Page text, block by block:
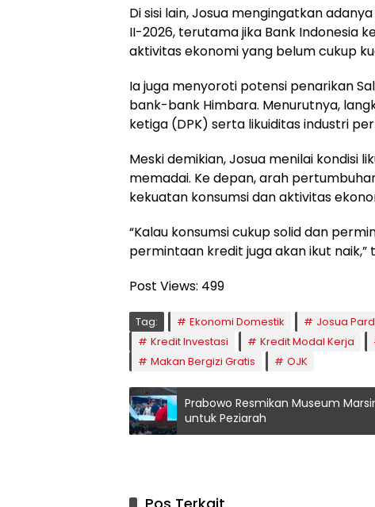
Di sisi lain, Josua mengingatkan
II-2026, terutama jika Bank Indonesia
aktivitas ekonomi yang belum cukup
Ia juga menyoroti potensi penarikan
bank-bank Himbara. Menurutnya,
ketiga (DPK) serta likuiditas industri
Meski demikian, Josua menilai kondisi
memadai. Ke depan, arah
kekuatan konsumsi dan aktivitas
“Kalau konsumsi cukup solid dan
permintaan kredit juga akan ikut naik,”
Post Views: 499
Tag: Ekonomi Domestik Josua
Kredit Investasi
Kredit Modal Kerja
Makan Bergizi Gratis
OJK
Prabowo Resmikan Museum
untuk Peziarah